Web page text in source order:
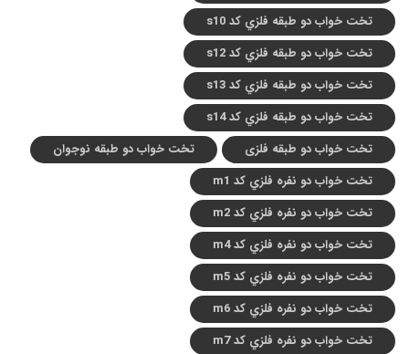
تخت خواب دو طبقه فلزي کد s10
تخت خواب دو طبقه فلزي کد s12
تخت خواب دو طبقه فلزي کد s13
تخت خواب دو طبقه فلزي کد s14
تخت خواب دو طبقه فلزی
تخت خواب دو طبقه نوجوان
تخت خواب دو نفره فلزي کد m1
تخت خواب دو نفره فلزي کد m2
تخت خواب دو نفره فلزي کد m4
تخت خواب دو نفره فلزي کد m5
تخت خواب دو نفره فلزي کد m6
تخت خواب دو نفره فلزي کد m7